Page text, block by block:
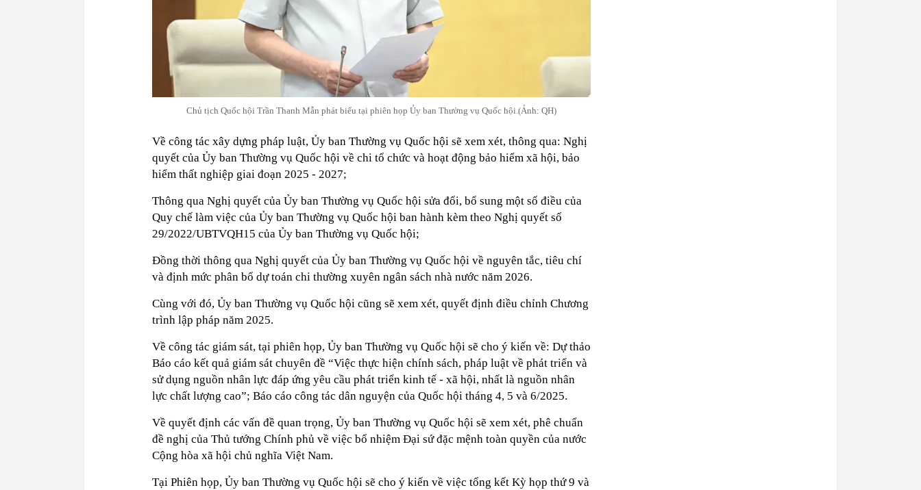
Chủ tịch Quốc hội Trần Thanh Mẫn phát biểu tại phiên họp Ủy ban Thường vụ Quốc hội.(Ảnh: QH)
Về công tác xây dựng pháp luật, Ủy ban Thường vụ Quốc hội sẽ xem xét, thông qua: Nghị
quyết của Ủy ban Thường vụ Quốc hội về chi tổ chức và hoạt động bảo hiểm xã hội, bảo
hiểm thất nghiệp giai đoạn 2025 - 2027;
Thông qua Nghị quyết của Ủy ban Thường vụ Quốc hội sửa đổi, bổ sung một số điều của
Quy chế làm việc của Ủy ban Thường vụ Quốc hội ban hành kèm theo Nghị quyết số
29/2022/UBTVQH15 của Ủy ban Thường vụ Quốc hội;
Đồng thời thông qua Nghị quyết của Ủy ban Thường vụ Quốc hội về nguyên tắc, tiêu chí
và định mức phân bổ dự toán chi thường xuyên ngân sách nhà nước năm 2026.
Cùng với đó, Ủy ban Thường vụ Quốc hội cũng sẽ xem xét, quyết định điều chỉnh Chương
trình lập pháp năm 2025.
Về công tác giám sát, tại phiên họp, Ủy ban Thường vụ Quốc hội sẽ cho ý kiến về: Dự thảo
Báo cáo kết quả giám sát chuyên đề “Việc thực hiện chính sách, pháp luật về phát triển và
sử dụng nguồn nhân lực đáp ứng yêu cầu phát triển kinh tế - xã hội, nhất là nguồn nhân
lực chất lượng cao”; Báo cáo công tác dân nguyện của Quốc hội tháng 4, 5 và 6/2025.
Về quyết định các vấn đề quan trọng, Ủy ban Thường vụ Quốc hội sẽ xem xét, phê chuẩn
đề nghị của Thủ tướng Chính phủ về việc bổ nhiệm Đại sứ đặc mệnh toàn quyền của nước
Cộng hòa xã hội chủ nghĩa Việt Nam.
Tại Phiên họp, Ủy ban Thường vụ Quốc hội sẽ cho ý kiến về việc tổng kết Kỳ họp thứ 9 và